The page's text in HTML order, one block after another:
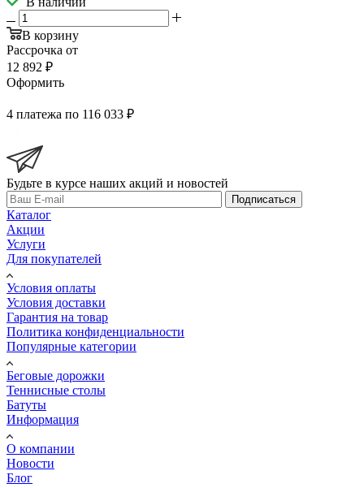
В корзину
Рассрочка от
12 892 ₽
Оформить
4 платежа по 116 033 ₽
Будьте в курсе наших акций и новостей
Подписаться
Каталог
Акции
Услуги
Для покупателей
Условия оплаты
Условия доставки
Гарантия на товар
Политика конфиденциальности
Популярные категории
Беговые дорожки
Теннисные столы
Батуты
Информация
О компании
Новости
Блог